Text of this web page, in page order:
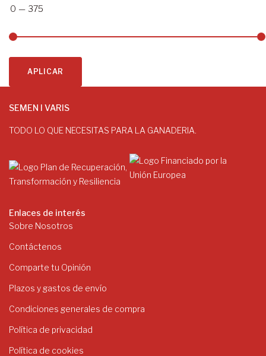
0 — 375
APLICAR
SEMEN I VARIS
TODO LO QUE NECESITAS PARA LA GANADERIA.
Enlaces de interés
Sobre Nosotros
Contáctenos
Comparte tu Opinión
Plazos y gastos de envío
Condiciones generales de compra
Política de privacidad
Política de cookies